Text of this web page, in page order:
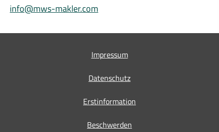
info@mws-makler.com
Impressum
Datenschutz
Erstinformation
Beschwerden